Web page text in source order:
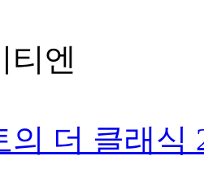
티엔
의 더 클래식